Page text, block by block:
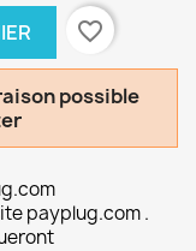
favorite_border
possible
payplug.com .